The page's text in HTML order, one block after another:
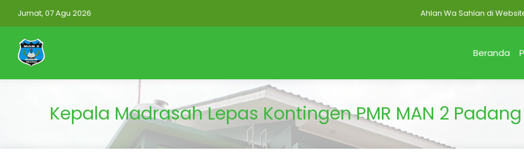
Jumat, 07 Agu 2026 Ahlan Wa Sahlan di Website MAN
Beranda
Kepala Madrasah Lepas Kontingen PMR MAN 2 Padang